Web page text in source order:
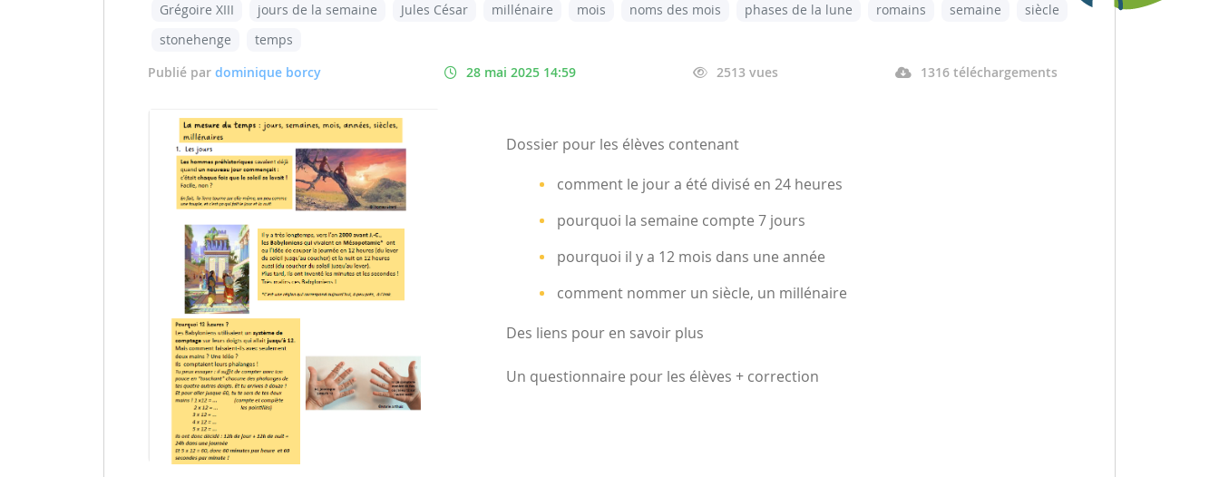
Grégoire XIII
jours de la semaine Jules César millénaire mois noms des mois phases de la lune romains semaine
siècle
stonehenge
temps
Publié par dominique borcy 28 mai 2025 14:59 2513 vues 1316 téléchargements
Dossier pour les élèves contenant
comment le jour a été divisé en 24 heures
pourquoi la semaine compte 7 jours
pourquoi il y a 12 mois dans une année
comment nommer un siècle, un millénaire
Des liens pour en savoir plus
Un questionnaire pour les élèves + correction